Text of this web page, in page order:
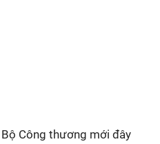
Công thương mới đây